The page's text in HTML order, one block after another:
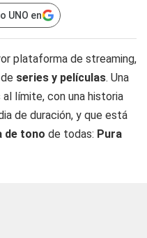
UNO en
plataforma de streaming,
series y películas. Una
límite, con una historia
de duración, y que está
de tono de todas: Pura